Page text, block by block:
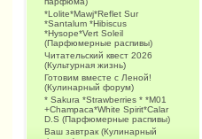
*Lolite*Mawj*Reflet Sur
*Santalum *Hibiscus
*Hysope*Vert Soleil
(Парфюмерные распивы)
Читательский квест 2026
(Культурная жизнь)
Готовим вместе с Леной!
(Кулинарный форум)
* Sakura *Strawberries * *M01
+Champaca*White Spirit*Calar
D.S (Парфюмерные распивы)
Ваш завтрак (Кулинарный